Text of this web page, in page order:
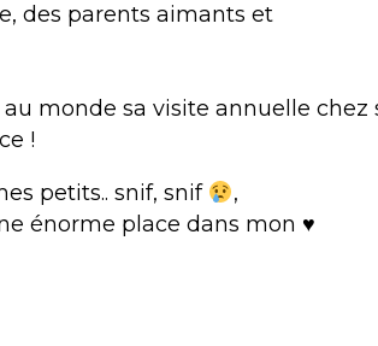
des parents aimants et
monde sa visite annuelle chez
!
petits.. snif, snif
,
énorme place dans mon ♥️